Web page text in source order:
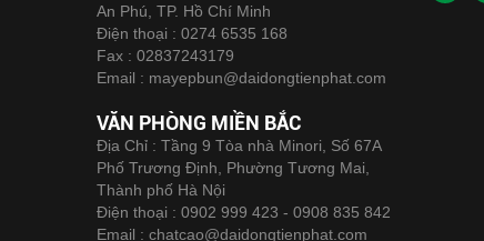
An Phú, TP. Hồ Chí Minh
Điện thoại : 0274 6535 168
Fax : 02837243179
Email : mayepbun@daidongtienphat.com
VĂN PHÒNG MIỀN BẮC
Địa Chỉ : Tầng 9 Tòa nhà Minori, Số 67A
Phố Trương Định, Phường Tương Mai,
Thành phố Hà Nội
Điện thoại : 0902 999 423 - 0908 835 842
Email : chatcao@daidongtienphat.com